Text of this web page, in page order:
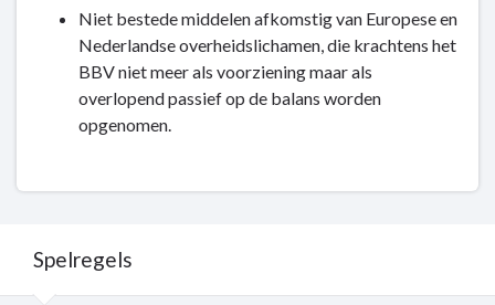
Niet bestede middelen afkomstig van Europese en
Nederlandse overheidslichamen, die krachtens het
BBV niet meer als voorziening maar als
overlopend passief op de balans worden
opgenomen.
Spelregels